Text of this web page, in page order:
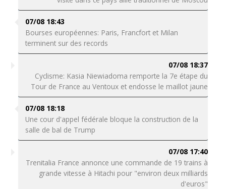
07/08 18:43
Bourses européennes: Paris, Francfort et Milan
terminent sur des records
07/08 18:37
Cyclisme: Kasia Niewiadoma remporte la 7e étape du
Tour de France au Ventoux et endosse le maillot jaune
07/08 18:18
Une cour d'appel fédérale bloque la construction de la
salle de bal de Trump
07/08 17:40
Trenitalia France annonce une commande de 19 trains à
grande vitesse à Hitachi pour "environ deux milliards
d'euros"